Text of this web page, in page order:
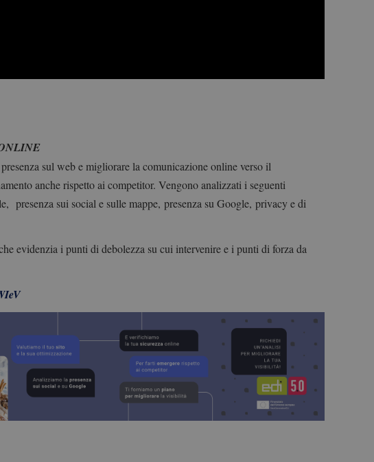
sul web e migliorare la comunicazione online verso il
anche rispetto ai competitor. Vengono analizzati i seguenti
presenza sui social e sulle mappe, presenza su Google, privacy e di
evidenzia i punti di debolezza su cui intervenire e i punti di forza da